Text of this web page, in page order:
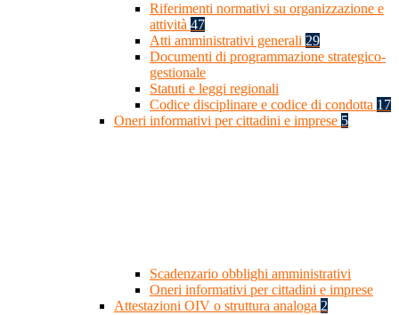
Riferimenti normativi su organizzazione e
attività 47
Atti amministrativi generali 29
Documenti di programmazione strategico-
gestionale
Statuti e leggi regionali
Codice disciplinare e codice di condotta 17
Oneri informativi per cittadini e imprese 5
Scadenzario obblighi amministrativi
Oneri informativi per cittadini e imprese
Attestazioni OIV o struttura analoga 2